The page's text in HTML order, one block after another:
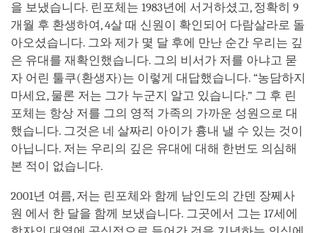
을 보냈습니다. 린포체는 1983년에 서거하셨고, 정확히 9
개월 후 환생하여, 4살 때 신원이 확인되어 다람살라로 돌
아오셨습니다. 그와 제가 몇 달 후에 만난 순간 우리는 깊
은 유대를 재확인했습니다. 그의 비서가 저를 아냐고 묻
자 어린 툴쿠(환생자)는 이렇게 대답했습니다. “농담하지
마세요, 물론 저는 그가 누군지 알고 있습니다.” 그 후 린
포체는 항상 저를 그의 영적 가족의 가까운 성원으로 대
했습니다. 그것은 네 살짜리 아이가 흉내 낼 수 있는 것이
아닙니다. 저는 우리의 깊은 유대에 대해 한번도 의심해
본 적이 없습니다.
2001년 여름, 저는 린포체와 함께 남인도의 간덴 장쩨사
원 에서 한 달을 함께 보냈습니다. 그곳에서 그는 17세에